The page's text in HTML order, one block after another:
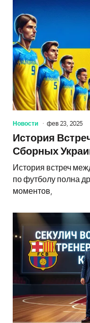
Новости фев 23, 2025
История
Сборных
История встреч
по футболу полна
моментов,